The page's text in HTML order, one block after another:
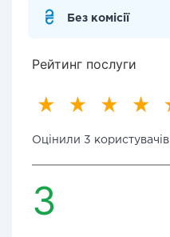
Без комісії
Рейтинг послуги
Оцінили 3 користувачів
3